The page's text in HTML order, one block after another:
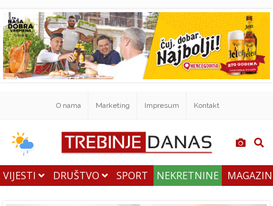
O nama Marketing Impresum Kontakt
VIJESTI DRUŠTVO SPORT NEKRETNINE